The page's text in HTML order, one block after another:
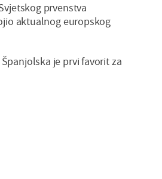
prvenstva
aktualnog europskog
je prvi favorit za